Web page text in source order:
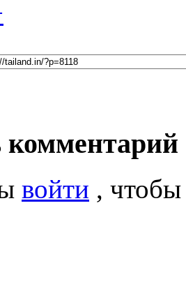
комментарий
войти ,